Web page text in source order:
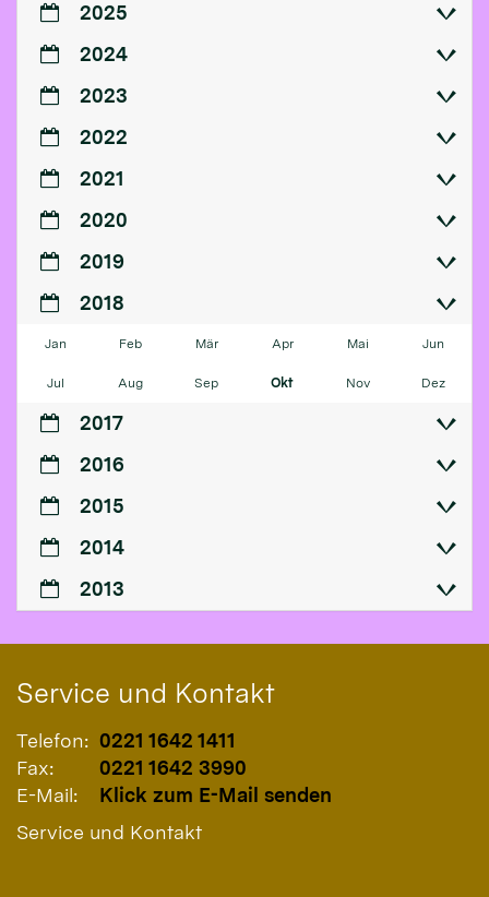
2025
2024
2023
2022
2021
2020
2019
2018
Jan Feb Mär Apr Mai Jun
Jul Aug Sep Okt Nov Dez
2017
2016
2015
2014
2013
Service und Kontakt
Telefon: 0221 1642 1411
Fax:
0221 1642 3990
E-Mail:
Klick zum E-Mail senden
Service und Kontakt